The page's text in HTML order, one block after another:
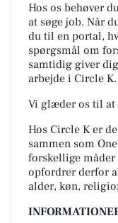
Hos os behøver
at søge job. Når
du til en portal,
spørgsmål om
samtidig giver
arbejde i Circle K.
Vi glæder os til at
Hos Circle K er
sammen som
forskellige måder
opfordrer derfor
alder, køn,